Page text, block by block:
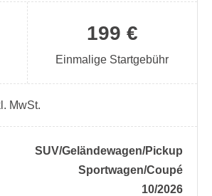
199 €
Einmalige Startgebühr
MwSt.
SUV/​Geländewagen/​Pickup
Sportwagen/​Coupé
10/2026